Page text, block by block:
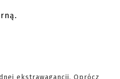
ekstrawagancji. Oprócz